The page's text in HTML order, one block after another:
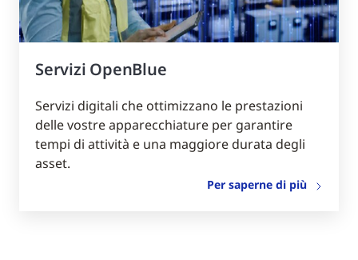
Servizi OpenBlue
Servizi digitali che ottimizzano le prestazioni
delle vostre apparecchiature per garantire
tempi di attività e una maggiore durata degli
asset.
Per saperne di più